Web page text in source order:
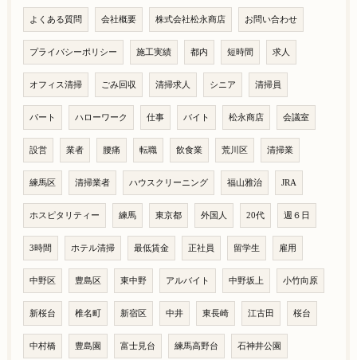
よくある質問 会社概要 株式会社松永商店 お問い合わせ
プライバシーポリシー 施工実績 都内 短時間 求人
オフィス清掃 ごみ回収 清掃求人 シニア 清掃員
パート ハローワーク 仕事 バイト 松永商店 会議室
設営 業者 腰痛 転職 飲食業 荒川区 清掃業
練馬区 清掃業者 ハウスクリーニング 福山雅治 JRA
ホスピタリティー 練馬 東京都 外国人 20代 週６日
3時間 ホテル清掃 最低賃金 正社員 留学生 雇用
中野区 豊島区 東中野 アルバイト 中野坂上 小竹向原
新桜台 椎名町 新宿区 中井 東長崎 江古田 桜台
中村橋 豊島園 富士見台 練馬高野台 石神井公園